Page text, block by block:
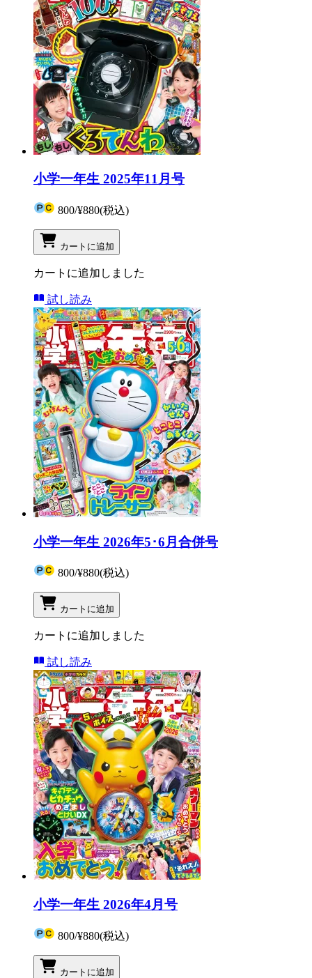
小学一年生 2025年11月号
800/¥880(税込)
カートに追加
カートに追加しました
試し読み
小学一年生 2026年5･6月合併号
800/¥880(税込)
カートに追加
カートに追加しました
試し読み
小学一年生 2026年4月号
800/¥880(税込)
カートに追加